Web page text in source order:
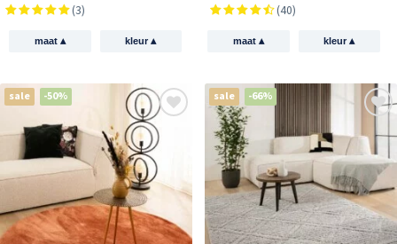
(3)
maat ▴ kleur▴
(40)
maat ▴ kleur▴
sale -50% sale -66%